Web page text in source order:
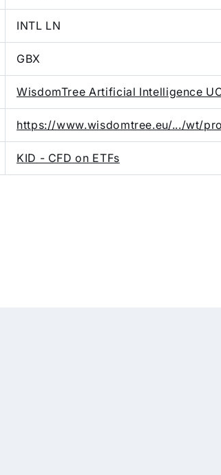
INTL LN
GBX
WisdomTree Artificial Intelligence
https://www.wisdomtree.eu/.../wt/
KID - CFD on ETFs